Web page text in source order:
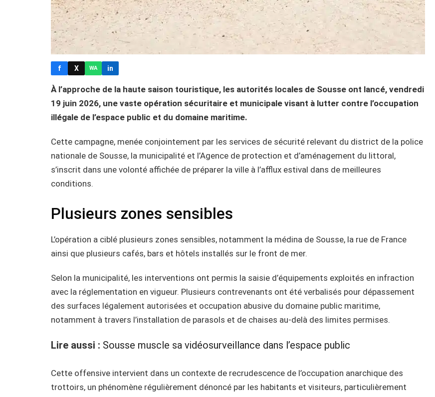
f X WA in
À l’approche de la haute saison touristique, les autorités locales de Sousse ont lancé, vendredi
19 juin 2026, une vaste opération sécuritaire et municipale visant à lutter contre l’occupation
illégale de l’espace public et du domaine maritime.
Cette campagne, menée conjointement par les services de sécurité relevant du district de la police
nationale de Sousse, la municipalité et l’Agence de protection et d’aménagement du littoral,
s’inscrit dans une volonté affichée de préparer la ville à l’afflux estival dans de meilleures
conditions.
Plusieurs zones sensibles
L’opération a ciblé plusieurs zones sensibles, notamment la médina de Sousse, la rue de France
ainsi que plusieurs cafés, bars et hôtels installés sur le front de mer.
Selon la municipalité, les interventions ont permis la saisie d’équipements exploités en infraction
avec la réglementation en vigueur. Plusieurs contrevenants ont été verbalisés pour dépassement
des surfaces légalement autorisées et occupation abusive du domaine public maritime,
notamment à travers l’installation de parasols et de chaises au-delà des limites permises.
Lire aussi : Sousse muscle sa vidéosurveillance dans l’espace public
Cette offensive intervient dans un contexte de recrudescence de l’occupation anarchique des
trottoirs, un phénomène régulièrement dénoncé par les habitants et visiteurs, particulièrement